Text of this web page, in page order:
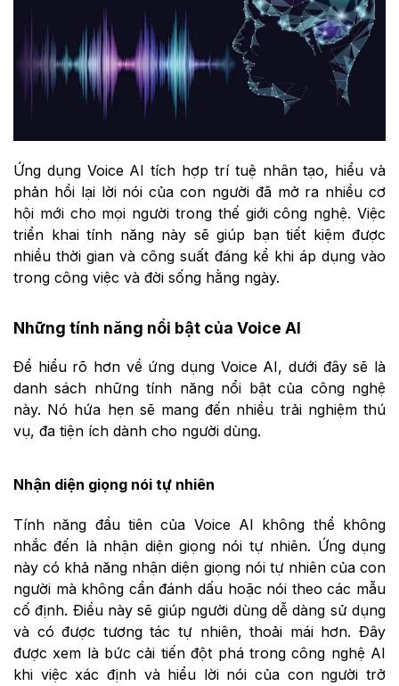
Ứng dụng Voice AI tích hợp trí tuệ nhân tạo, hiểu và
phản hồi lại lời nói của con người đã mở ra nhiều cơ
hội mới cho mọi người trong thế giới công nghệ. Việc
triển khai tính năng này sẽ giúp bạn tiết kiệm được
nhiều thời gian và công suất đáng kể khi áp dụng vào
trong công việc và đời sống hằng ngày.
Những tính năng nổi bật của Voice AI
Để hiểu rõ hơn về ứng dụng Voice AI, dưới đây sẽ là
danh sách những tính năng nổi bật của công nghệ
này. Nó hứa hẹn sẽ mang đến nhiều trải nghiệm thú
vụ, đa tiện ích dành cho người dùng.
Nhận diện giọng nói tự nhiên
Tính năng đầu tiên của Voice AI không thể không
nhắc đến là nhận diện giọng nói tự nhiên. Ứng dụng
này có khả năng nhận diện giọng nói tự nhiên của con
người mà không cần đánh dấu hoặc nói theo các mẫu
cố định. Điều này sẽ giúp người dùng dễ dàng sử dụng
và có được tương tác tự nhiên, thoải mái hơn. Đây
được xem là bức cải tiến đột phá trong công nghệ AI
khi việc xác định và hiểu lời nói của con người trở